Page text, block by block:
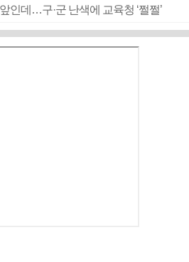
인데…구·군 난색에 교육청 ‘쩔쩔’